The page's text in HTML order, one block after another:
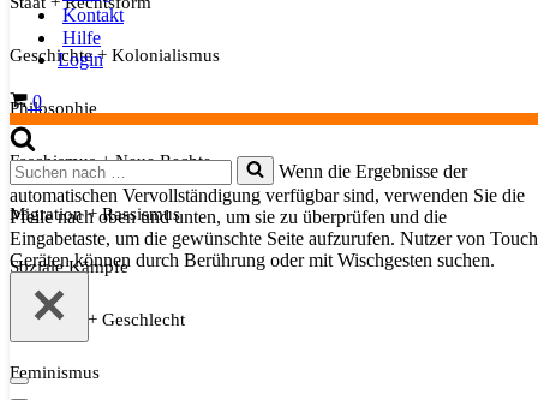
Kontakt
Hilfe
Login
Warenkorb
0
Suchen
nach …
Wenn die Ergebnisse der
automatischen Vervollständigung verfügbar sind, verwenden Sie die
Pfeile nach oben und unten, um sie zu überprüfen und die
Eingabetaste, um die gewünschte Seite aufzurufen. Nutzer von
Geräten können durch Berührung oder mit Wischgesten suchen.
Navigationsmenü
Geschichte + Kolonialismus
Philosophie
Faschismus + Neue Rechte
Migration + Rassismus
Soziale Kämpfe
Sexualität + Geschlecht
Feminismus